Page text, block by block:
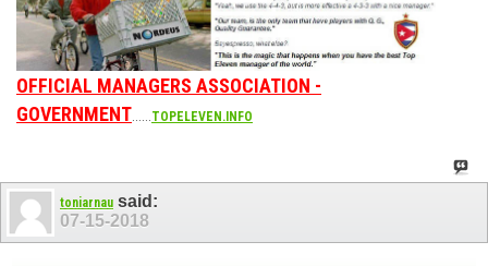
OFFICIAL MANAGERS ASSOCIATION -
GOVERNMENT......TOPELEVEN.INFO
toniarnau said:
07-15-2018